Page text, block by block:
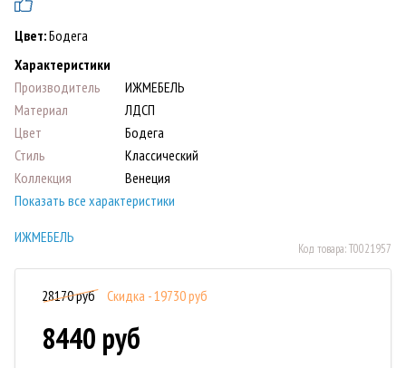
Цвет:Бодега
Характеристики
Производитель
ИЖМЕБЕЛЬ
Материал
ЛДСП
Цвет
Бодега
Стиль
Классический
Коллекция
Венеция
Показать все характеристики
ИЖМЕБЕЛЬ
Код товара:Т0021957
28170 руб Скидка - 19730 руб
8440 руб